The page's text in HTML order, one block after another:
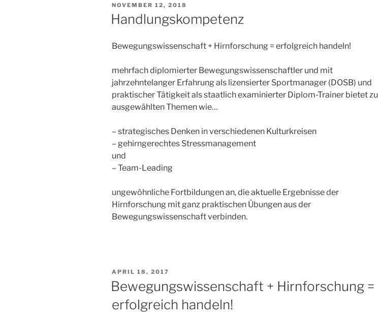
VERÖFFENTLICHT
AM
NOVEMBER 12, 2018
Handlungskompetenz
Bewegungswissenschaft + Hirnforschung = erfolgreich handeln!
mehrfach diplomierter Bewegungswissenschaftler und mit
jahrzehntelanger Erfahrung als lizensierter Sportmanager (DOSB) und
praktischer Tätigkeit als staatlich examinierter Diplom-Trainer bietet zu
ausgewählten Themen wie…
– strategisches Denken in verschiedenen Kulturkreisen
– gehirngerechtes Stressmanagement
und
– Team-Leading
ungewöhnliche Fortbildungen an, die aktuelle Ergebnisse der
Hirnforschung mit ganz praktischen Übungen aus der
Bewegungswissenschaft verbinden.
VERÖFFENTLICHT
APRIL 18, 2017
Bewegungswissenschaft + Hirnforschung =
erfolgreich handeln!